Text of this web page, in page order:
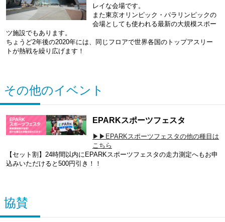
レイな会場です。
また東京オリンピック・パラリンピックの
会場としても使われる最新の大規模スポー
ツ施設でもあります。
ちょうど2年後の2020年には、同じフロアで世界各国のトップアスリー
トが熱戦を繰り広げます！
その他のイベント
EPARKスポーツフェスタ
▶▶EPARKスポーツフェスタの他の種目は
こちら
【セット割】24時間以内にEPARKスポーツフェスタの走力測定へもお申
込みいただけると500円引き！！
協賛